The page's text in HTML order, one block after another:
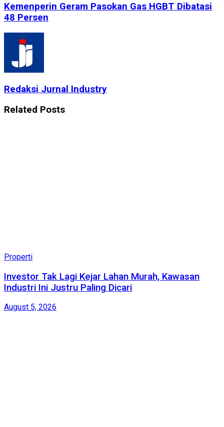
Kemenperin Geram Pasokan Gas HGBT Dibatasi
48 Persen
Redaksi Jurnal Industry
Related Posts
Properti
Investor Tak Lagi Kejar Lahan Murah, Kawasan
Industri Ini Justru Paling Dicari
August 5, 2026